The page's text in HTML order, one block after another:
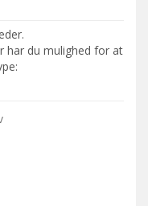
har du mulighed for at